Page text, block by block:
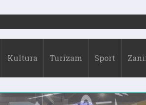
Kultura Turizam Sport